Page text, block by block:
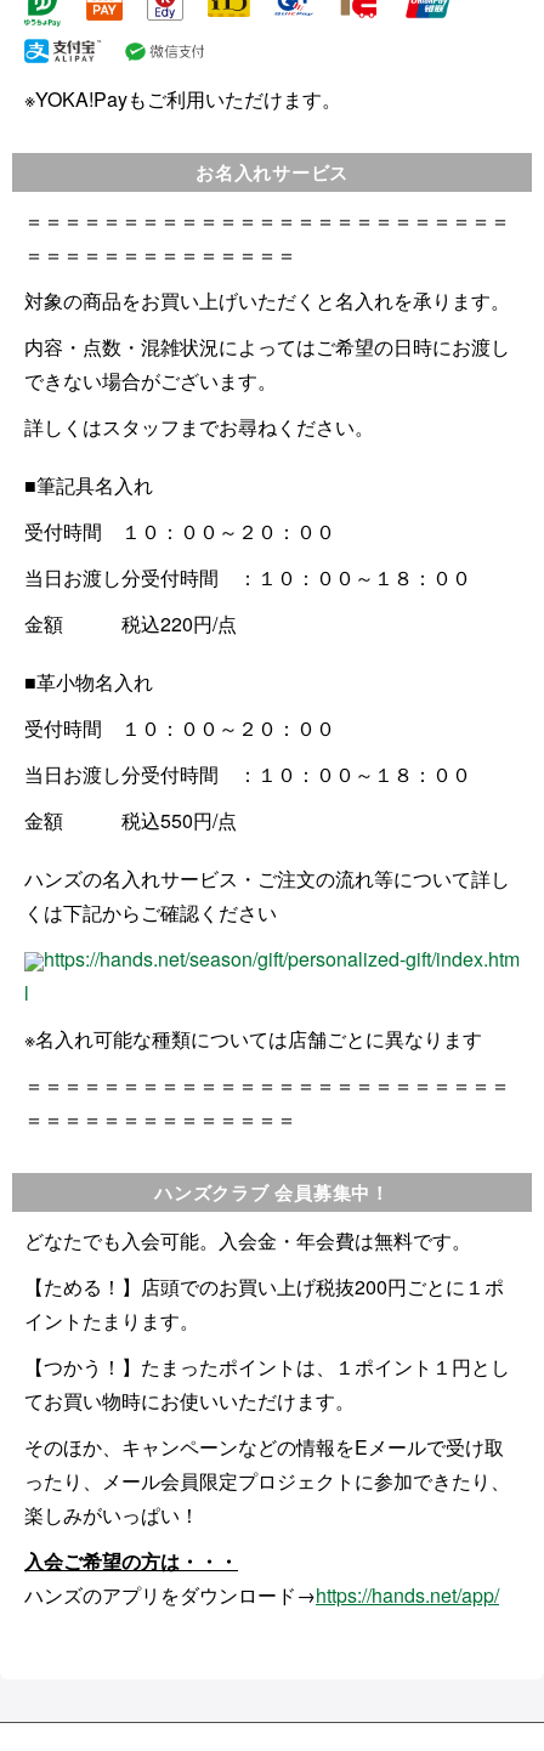
※YOKA!Payもご利用いただけます。
お名入れサービス
＝＝＝＝＝＝＝＝＝＝＝＝＝＝＝＝＝＝＝＝＝＝＝＝＝
＝＝＝＝＝＝＝＝＝＝＝＝＝＝
対象の商品をお買い上げいただくと名入れを承ります。
内容・点数・混雑状況によってはご希望の日時にお渡し
できない場合がございます。
詳しくはスタッフまでお尋ねください。
■筆記具名入れ
受付時間 １０：００～２０：００
当日お渡し分受付時間 ：１０：００～１８：００
金額 税込220円/点
■革小物名入れ
受付時間 １０：００～２０：００
当日お渡し分受付時間 ：１０：００～１８：００
金額 税込550円/点
ハンズの名入れサービス・ご注文の流れ等について詳し
くは下記からご確認ください
h​t​t​p​s​:​/​/​h​a​n​d​s​.​n​e​t​/​s​e​a​s​o​n​/​g​i​f​t​/​p​e​r​s​o​n​a​l​i​z​e​d​-​g​i​f​t​/​i​n​d​e​x​.​h​t​m​
l​
※名入れ可能な種類については店舗ごとに異なります
＝＝＝＝＝＝＝＝＝＝＝＝＝＝＝＝＝＝＝＝＝＝＝＝＝
＝＝＝＝＝＝＝＝＝＝＝＝＝＝
ハンズクラブ 会員募集中！
どなたでも入会可能。入会金・年会費は無料です。
【ためる！】店頭でのお買い上げ税抜200円ごとに１ポ
イントたまります。
【つかう！】たまったポイントは、１ポイント１円とし
てお買い物時にお使いいただけます。
そのほか、キャンペーンなどの情報をEメールで受け取
ったり、メール会員限定プロジェクトに参加できたり、
楽しみがいっぱい！
入会ご希望の方は・・・
ハンズのアプリをダウンロード→https://hands.net/app/